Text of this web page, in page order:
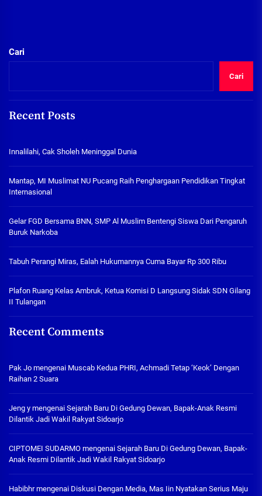
Cari
Cari
Recent Posts
Innalilahi, Cak Sholeh Meninggal Dunia
Mantap, MI Muslimat NU Pucang Raih Penghargaan Pendidikan Tingkat
Internasional
Gelar FGD Bersama BNN, SMP Al Muslim Bentengi Siswa Dari Pengaruh
Buruk Narkoba
Tabuh Perangi Miras, Ealah Hukumannya Cuma Bayar Rp 300 Ribu
Plafon Ruang Kelas Ambruk, Ketua Komisi D Langsung Sidak SDN Gilang
II Tulangan
Recent Comments
Pak Jo mengenai Muscab Kedua PHRI, Achmadi Tetap ‘Keok’ Dengan
Raihan 2 Suara
Jeng y mengenai Sejarah Baru Di Gedung Dewan, Bapak-Anak Resmi
Dilantik Jadi Wakil Rakyat Sidoarjo
CIPTOMEI SUDARMO mengenai Sejarah Baru Di Gedung Dewan, Bapak-
Anak Resmi Dilantik Jadi Wakil Rakyat Sidoarjo
Habibhrmengenai Diskusi Dengan Media, Mas Iin Nyatakan Serius Maju